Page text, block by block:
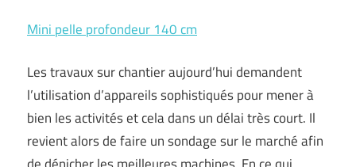
Mini pelle profondeur 140 cm
Les travaux sur chantier aujourd’hui demandent
l’utilisation d’appareils sophistiqués pour mener à
bien les activités et cela dans un délai très court. Il
revient alors de faire un sondage sur le marché afin